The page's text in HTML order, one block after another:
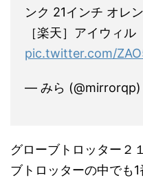
ンク 21インチ オレ
［楽天］アイウィ
pic.twitter.com/
— みら (@mirrorqp)
グローブトロッター２
ブトロッターの中でも1